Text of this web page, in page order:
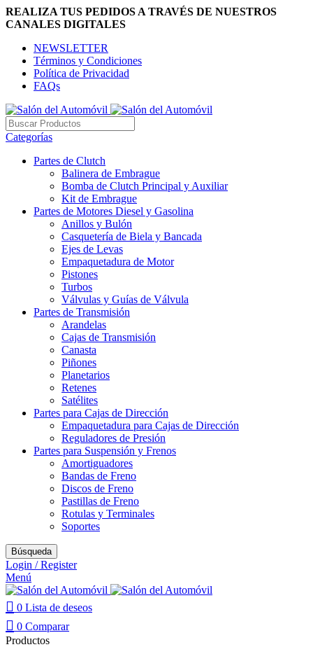
REALIZA TUS PEDIDOS A TRAVÉS DE NUESTROS
CANALES DIGITALES
NEWSLETTER
Términos y Condiciones
Política de Privacidad
FAQs
Categorías
Partes de Clutch
Balinera de Embrague
Bomba de Clutch Principal y Auxiliar
Kit de Embrague
Partes de Motores Diesel y Gasolina
Anillos y Bulón
Casquetería de Biela y Bancada
Ejes de Levas
Empaquetadura de Motor
Pistones
Turbos
Válvulas y Guías de Válvula
Partes de Transmisión
Arandelas
Cajas de Transmisión
Canasta
Piñones
Planetarios
Retenes
Satélites
Partes para Cajas de Dirección
Empaquetadura para Cajas de Dirección
Reguladores de Presión
Partes para Suspensión y Frenos
Amortiguadores
Bandas de Freno
Discos de Freno
Pastillas de Freno
Rotulas y Terminales
Soportes
Búsqueda
Login / Register
Menú
0 Lista de deseos
0 Comparar
Productos